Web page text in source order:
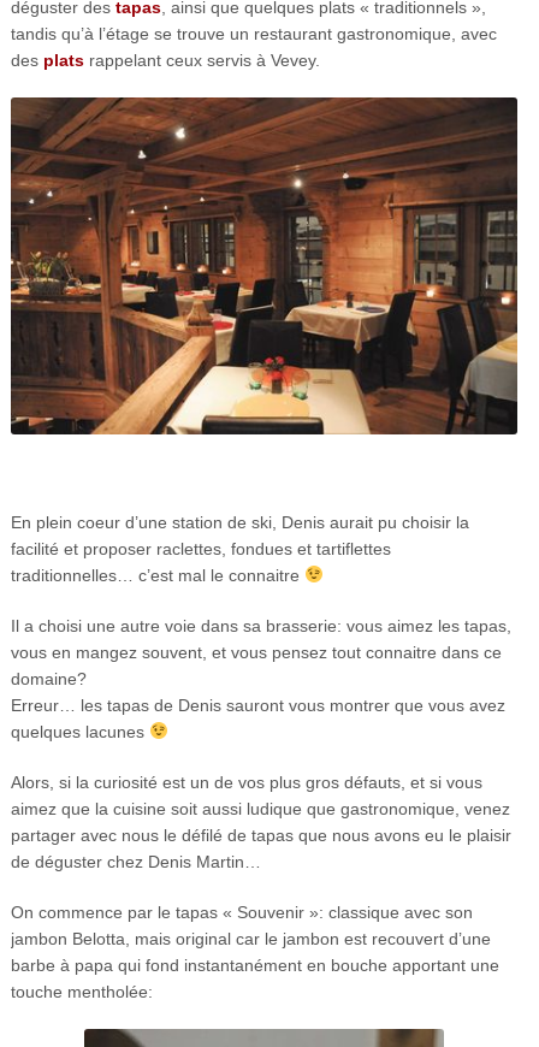
déguster des tapas, ainsi que quelques plats « traditionnels »,
tandis qu’à l’étage se trouve un restaurant gastronomique, avec
des platsrappelant ceux servis à Vevey.
En plein coeur d’une station de ski, Denis aurait pu choisir la
facilité et proposer raclettes, fondues et tartiflettes
traditionnelles… c’est mal le connaitre
Il a choisi une autre voie dans sa brasserie: vous aimez les tapas,
vous en mangez souvent, et vous pensez tout connaitre dans ce
domaine?
Erreur… les tapas de Denis sauront vous montrer que vous avez
quelques lacunes
Alors, si la curiosité est un de vos plus gros défauts, et si vous
aimez que la cuisine soit aussi ludique que gastronomique, venez
partager avec nous le défilé de tapas que nous avons eu le plaisir
de déguster chez Denis Martin…
On commence par le tapas « Souvenir »: classique avec son
jambon Belotta, mais original car le jambon est recouvert d’une
barbe à papa qui fond instantanément en bouche apportant une
touche mentholée: